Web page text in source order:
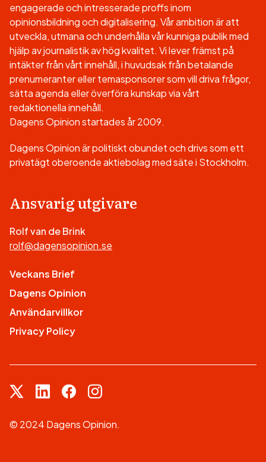
engagerade och intresserade proffs inom
opinionsbildning och digitalisering. Vår ambition är att
utveckla, utmana och underhålla vår kunniga publik med
hjälp av journalistik av hög kvalitet. Vi lever främst på
intäkter från vårt innehåll, i huvudsak från betalande
prenumeranter eller temasponsorer som vill driva frågor,
sätta agenda eller överföra kunskap via vårt
redaktionella innehåll.
Dagens Opinion startades år 2009.
Dagens Opinion är politiskt obundet och drivs som ett
privatägt oberoende aktiebolag med säte i Stockholm.
Ansvarig utgivare
Rolf van de Brink
rolf@dagensopinion.se
Veckans Brief
Dagens Opinion
Användarvillkor
Privacy Policy
© 2024 Dagens Opinion.